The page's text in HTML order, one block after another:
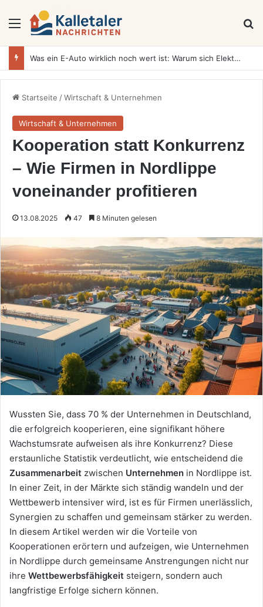
Menü
Was ein E-Auto wirklich noch wert ist: Warum sich Elektrofahrzeuge bei der Wertermittlung anders verhalten als Verbrenner
Startseite /Wirtschaft & Unternehmen
Wirtschaft & Unternehmen
Kooperation statt Konkurrenz
– Wie Firmen in Nordlippe
voneinander profitieren
13.08.2025 47 8 Minuten gelesen
Wussten Sie, dass 70 % der Unternehmen in Deutschland,
die erfolgreich kooperieren, eine signifikant höhere
Wachstumsrate aufweisen als ihre Konkurrenz? Diese
erstaunliche Statistik verdeutlicht, wie entscheidend die
Zusammenarbeit zwischen Unternehmen in Nordlippe ist.
In einer Zeit, in der Märkte sich ständig wandeln und der
Wettbewerb intensiver wird, ist es für Firmen unerlässlich,
Synergien zu schaffen und gemeinsam stärker zu werden.
In diesem Artikel werden wir die Vorteile von
Kooperationen erörtern und aufzeigen, wie Unternehmen
in Nordlippe durch gemeinsame Anstrengungen nicht nur
ihre Wettbewerbsfähigkeit steigern, sondern auch
langfristige Erfolge sichern können.